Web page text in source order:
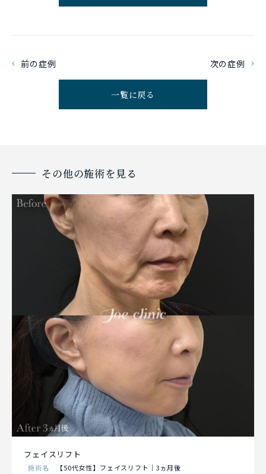
前の症例 次の症例
一覧に戻る
その他の施術を見る
フェイスリフト
施術名
【50代女性】フェイスリフト｜3ヵ月後